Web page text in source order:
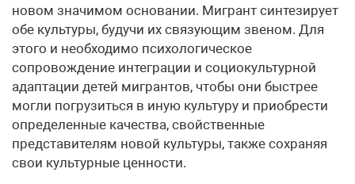
новом значимом основании. Мигрант синтезирует
обе культуры, будучи их связующим звеном. Для
этого и необходимо психологическое
сопровождение интеграции и социокультурной
адаптации детей мигрантов, чтобы они быстрее
могли погрузиться в иную культуру и приобрести
определенные качества, свойственные
представителям новой культуры, также сохраняя
свои культурные ценности.